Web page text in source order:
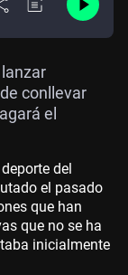
conllevar
el
del
el pasado
que han
que no se ha
inicialmente